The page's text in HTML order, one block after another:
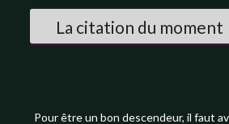
La citation du moment
Pour être un bon descendeur, il faut